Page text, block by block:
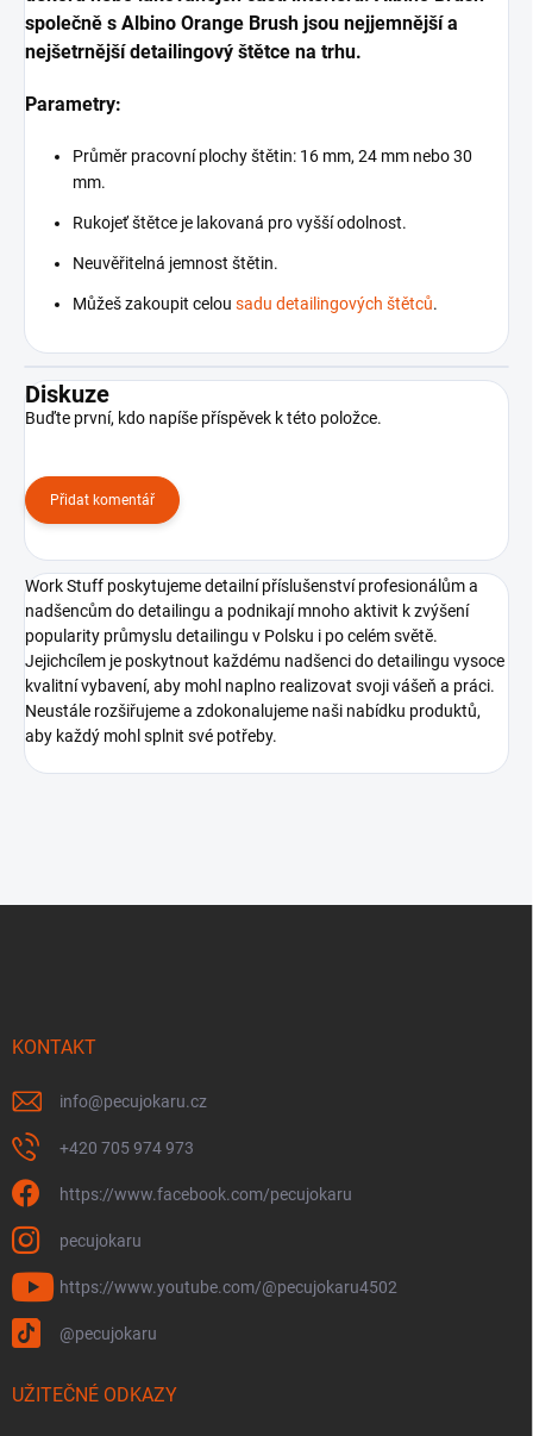
společně s Albino Orange Brush jsou nejjemnější a
nejšetrnější detailingový štětce na trhu.
Parametry:
Průměr pracovní plochy štětin: 16 mm, 24 mm nebo 30
mm.
Rukojeť štětce je lakovaná pro vyšší odolnost.
Neuvěřitelná jemnost štětin.
Můžeš zakoupit celou sadu detailingových štětců.
Diskuze
Buďte první, kdo napíše příspěvek k této položce.
Přidat komentář
Work Stuff poskytujeme detailní příslušenství profesionálům a
nadšencům do detailingu a podnikají mnoho aktivit k zvýšení
popularity průmyslu detailingu v Polsku i po celém světě.
Jejichcílem je poskytnout každému nadšenci do detailingu vysoce
kvalitní vybavení, aby mohl naplno realizovat svoji vášeň a práci.
Neustále rozšiřujeme a zdokonalujeme naši nabídku produktů,
aby každý mohl splnit své potřeby.
KONTAKT
info@pecujokaru.cz
+420 705 974 973
https://www.facebook.com/pecujokaru
pecujokaru
https://www.youtube.com/@pecujokaru4502
@pecujokaru
UŽITEČNÉ ODKAZY